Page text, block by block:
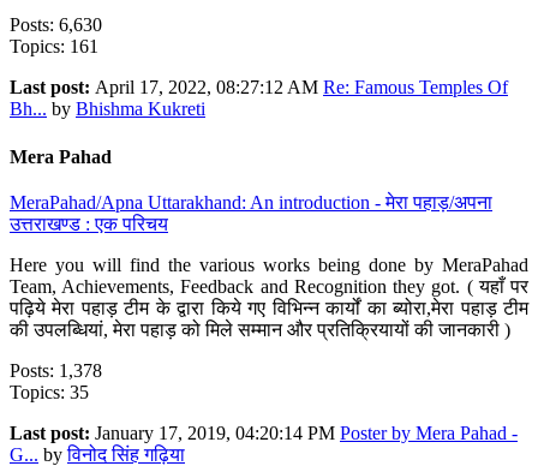
Posts: 6,630
Topics: 161
Last post: April 17, 2022, 08:27:12 AM Re: Famous Temples Of
Bh... by Bhishma Kukreti
Mera Pahad
MeraPahad/Apna Uttarakhand: An introduction - मेरा पहाड़/अपना
उत्तराखण्ड : एक परिचय
Here you will find the various works being done by MeraPahad
Team, Achievements, Feedback and Recognition they got. ( यहाँ पर
पढ़िये मेरा पहाड़ टीम के द्वारा किये गए विभिन्न कार्यों का ब्योरा,मेरा पहाड़ टीम
की उपलब्धियां, मेरा पहाड़ को मिले सम्मान और प्रतिक्रियायों की जानकारी )
Posts: 1,378
Topics: 35
Last post: January 17, 2019, 04:20:14 PM Poster by Mera Pahad -
G... byविनोद सिंह गढ़िया